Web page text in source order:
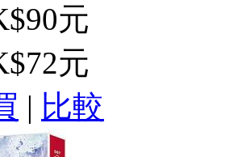
元
元
| 比較